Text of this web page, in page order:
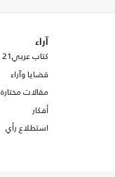
آراء
كتاب عربي21
قضايا وآراء
مقالات مختارة
أفكار
استطلاع رأي